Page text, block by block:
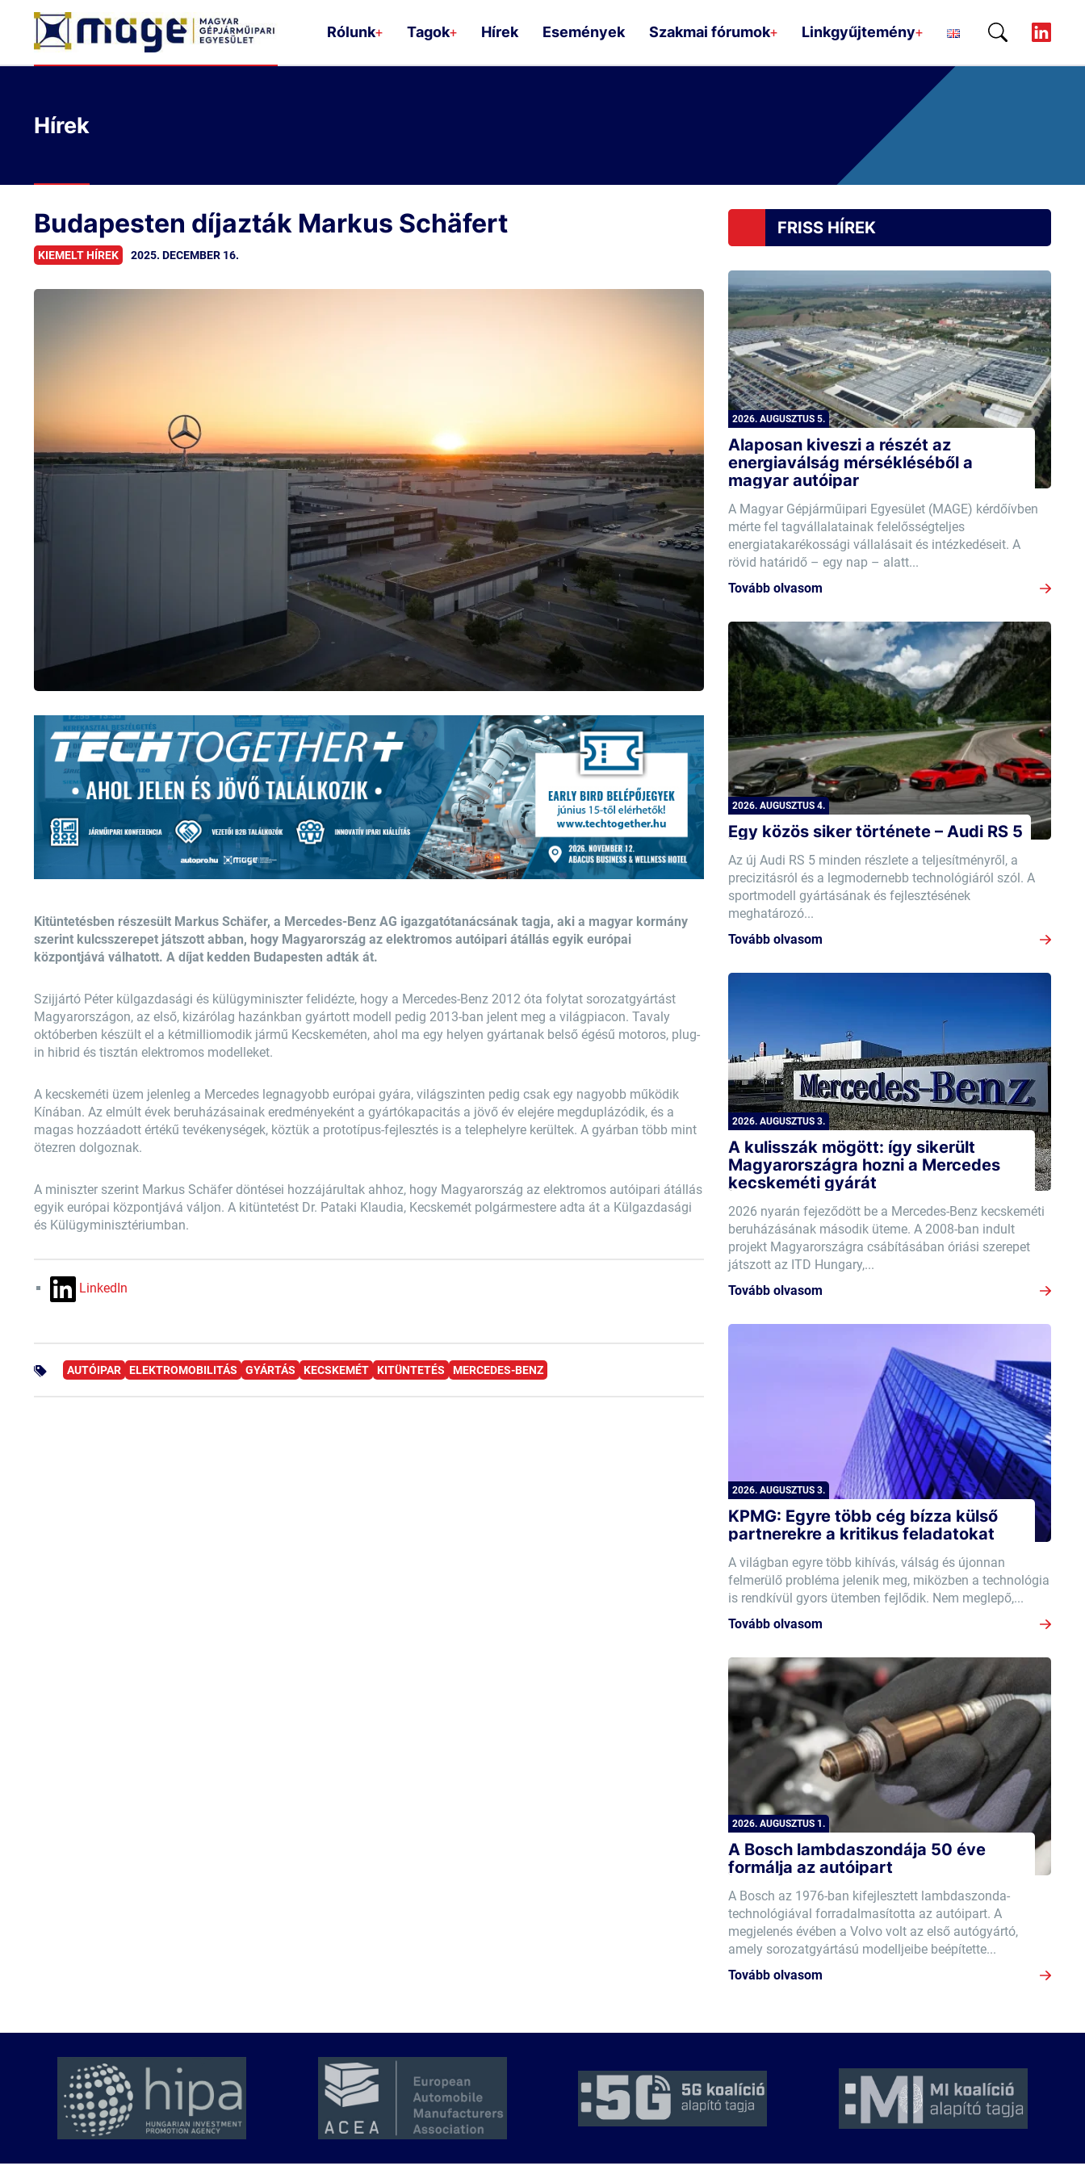
Rólunk+ Tagok+ Hírek Események Szakmai fórumok+ Linkgyűjtemény+
Hírek
Budapesten díjazták Markus Schäfert
KIEMELT HÍREK 2025. DECEMBER 16.
Kitüntetésben részesült Markus Schäfer, a Mercedes-Benz AG igazgatótanácsának tagja, aki a magyar kormány
szerint kulcsszerepet játszott abban, hogy Magyarország az elektromos autóipari átállás egyik európai
központjává válhatott. A díjat kedden Budapesten adták át.
Szijjártó Péter külgazdasági és külügyminiszter felidézte, hogy a Mercedes-Benz 2012 óta folytat sorozatgyártást
Magyarországon, az első, kizárólag hazánkban gyártott modell pedig 2013-ban jelent meg a világpiacon. Tavaly
októberben készült el a kétmilliomodik jármű Kecskeméten, ahol ma egy helyen gyártanak belső égésű motoros, plug-
in hibrid és tisztán elektromos modelleket.
A kecskeméti üzem jelenleg a Mercedes legnagyobb európai gyára, világszinten pedig csak egy nagyobb működik
Kínában. Az elmúlt évek beruházásainak eredményeként a gyártókapacitás a jövő év elejére megduplázódik, és a
magas hozzáadott értékű tevékenységek, köztük a prototípus-fejlesztés is a telephelyre kerültek. A gyárban több mint
ötezren dolgoznak.
A miniszter szerint Markus Schäfer döntései hozzájárultak ahhoz, hogy Magyarország az elektromos autóipari átállás
egyik európai központjává váljon. A kitüntetést Dr. Pataki Klaudia, Kecskemét polgármestere adta át a Külgazdasági
és Külügyminisztériumban.
LinkedIn
AUTÓIPAR ELEKTROMOBILITÁS GYÁRTÁS KECSKEMÉT KITÜNTETÉS MERCEDES-BENZ
FRISS HÍREK
2026. AUGUSZTUS 5.
Alaposan kiveszi a részét az
energiaválság mérsékléséből a
magyar autóipar
A Magyar Gépjárműipari Egyesület (MAGE) kérdőívben
mérte fel tagvállalatainak felelősségteljes
energiatakarékossági vállalásait és intézkedéseit. A
rövid határidő – egy nap – alatt...
Tovább olvasom
2026. AUGUSZTUS 4.
Egy közös siker története – Audi RS 5
Az új Audi RS 5 minden részlete a teljesítményről, a
precizitásról és a legmodernebb technológiáról szól. A
sportmodell gyártásának és fejlesztésének
meghatározó...
Tovább olvasom
2026. AUGUSZTUS 3.
A kulisszák mögött: így sikerült
Magyarországra hozni a Mercedes
kecskeméti gyárát
2026 nyarán fejeződött be a Mercedes-Benz kecskeméti
beruházásának második üteme. A 2008-ban indult
projekt Magyarországra csábításában óriási szerepet
játszott az ITD Hungary,...
Tovább olvasom
2026. AUGUSZTUS 3.
KPMG: Egyre több cég bízza külső
partnerekre a kritikus feladatokat
A világban egyre több kihívás, válság és újonnan
felmerülő probléma jelenik meg, miközben a technológia
is rendkívül gyors ütemben fejlődik. Nem meglepő,...
Tovább olvasom
2026. AUGUSZTUS 1.
A Bosch lambdaszondája 50 éve
formálja az autóipart
A Bosch az 1976-ban kifejlesztett lambdaszonda-
technológiával forradalmasította az autóipart. A
megjelenés évében a Volvo volt az első autógyártó,
amely sorozatgyártású modelljeibe beépítette...
Tovább olvasom